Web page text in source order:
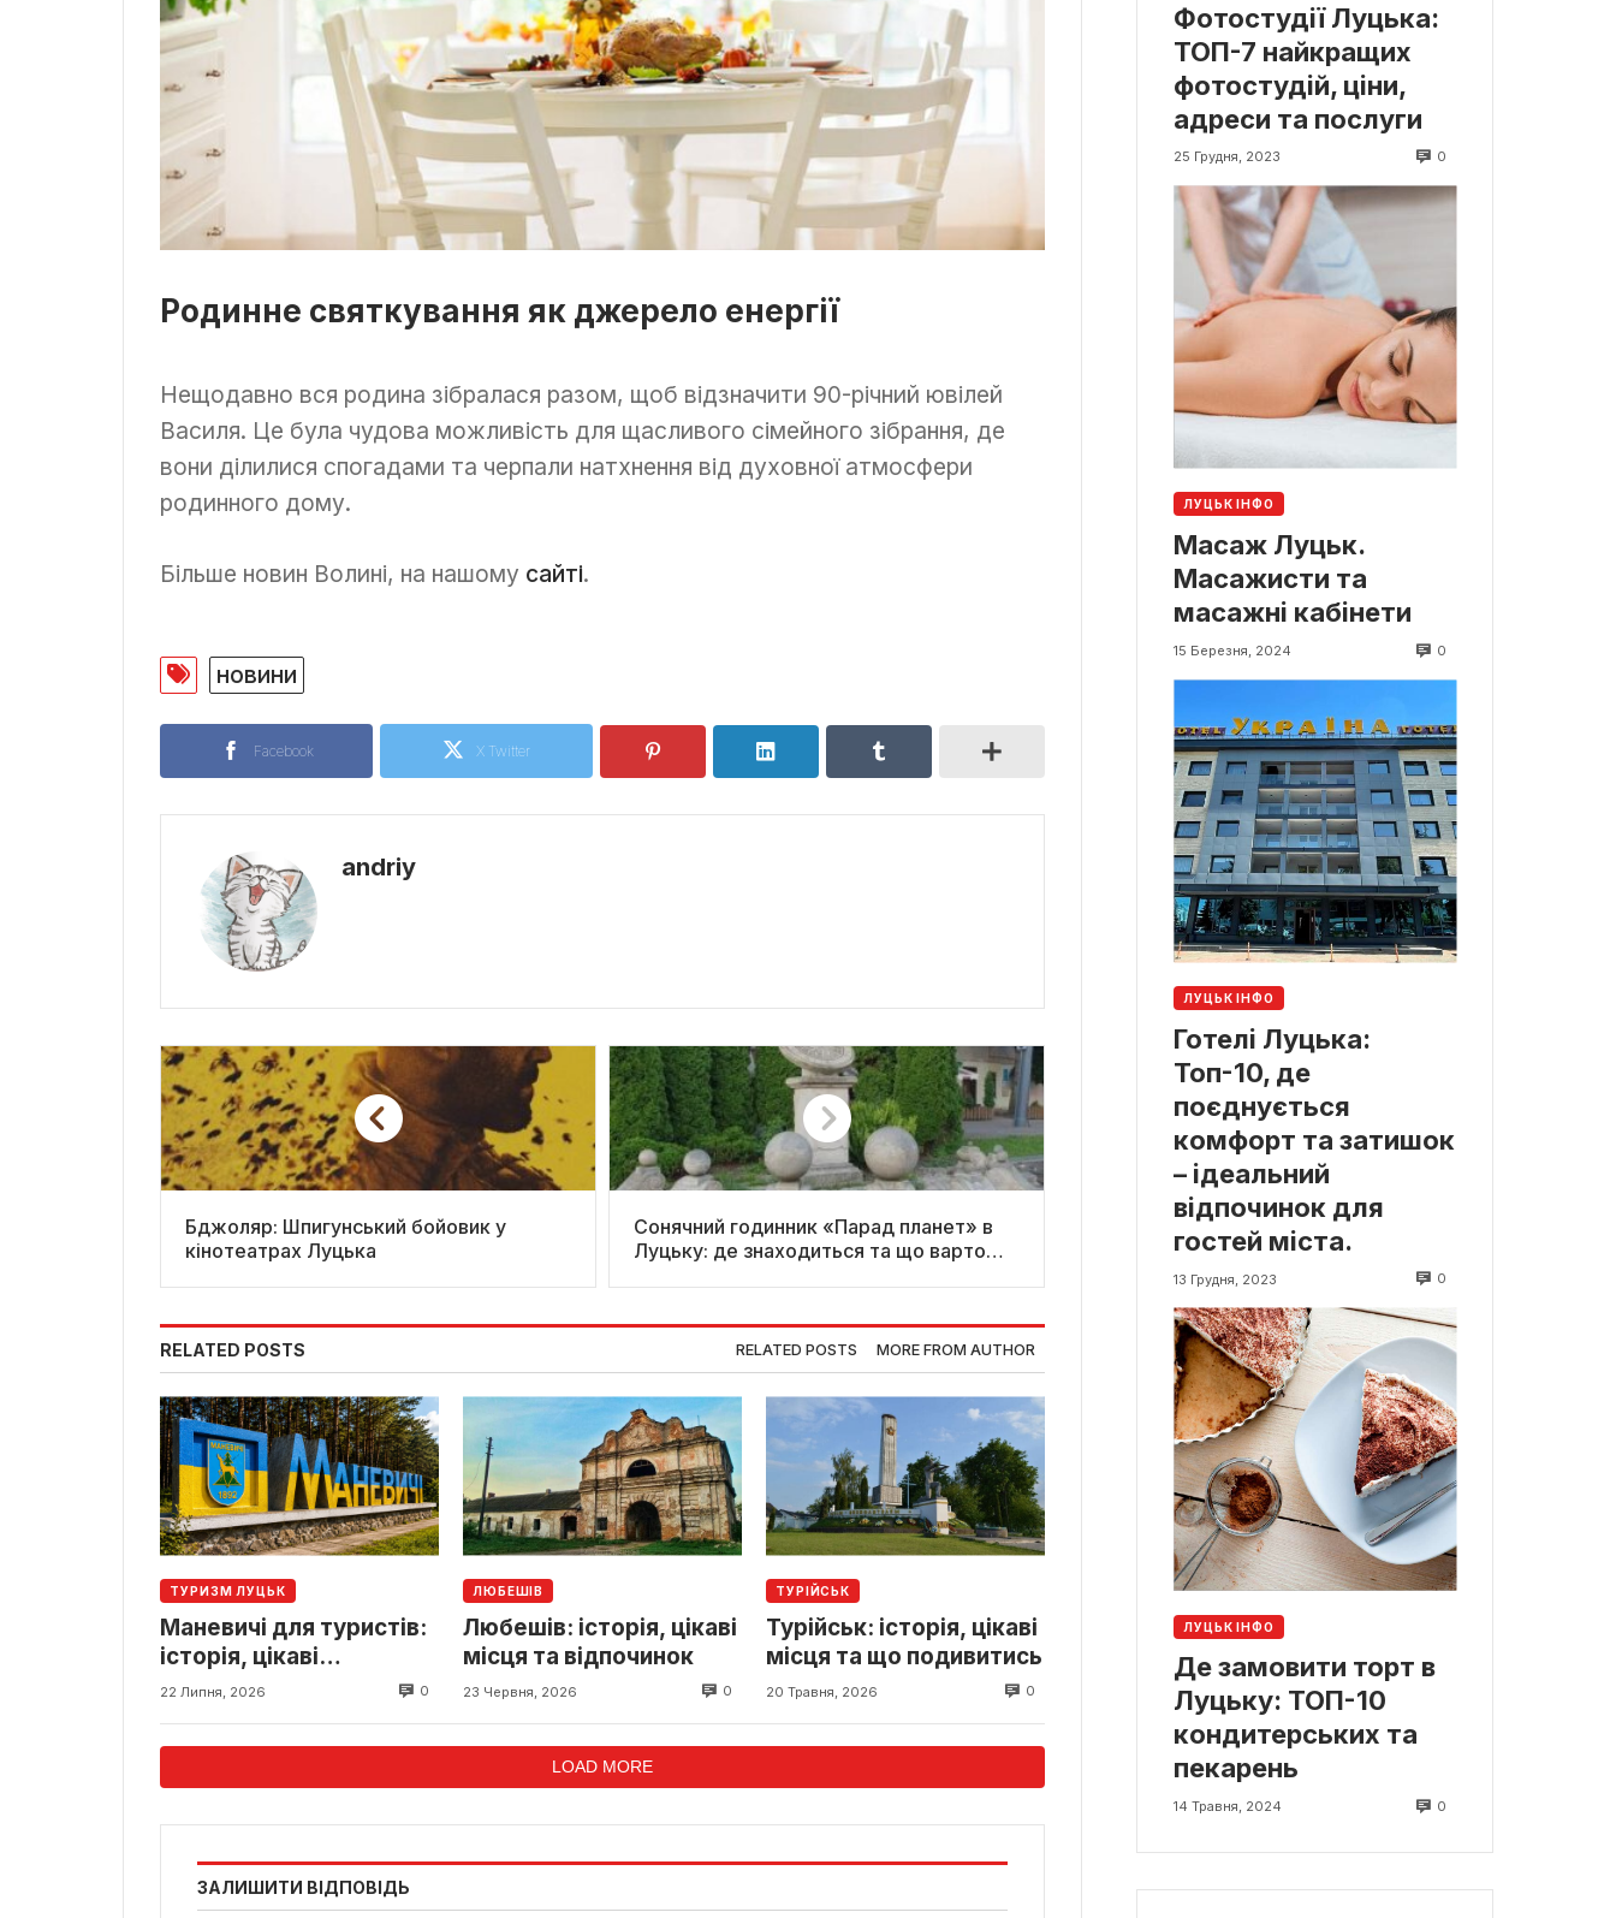
Родинне святкування як джерело енергії
Нещодавно вся родина зібралася разом, щоб відзначити 90-річний ювілей
Василя. Це була чудова можливість для щасливого сімейного зібрання, де
вони ділилися спогадами та черпали натхнення від духовної атмосфери
родинного дому.
Більше новин Волині, на нашому сайті.
новини
Facebook X Twitter
andriy
Бджоляр: Шпигунський бойовик у
кінотеатрах Луцька
Сонячний годинник «Парад планет» в
Луцьку: де знаходиться та що варто
RELATED POSTS RELATED POSTS MORE FROM AUTHOR
ТУРИЗМ ЛУЦЬК
Маневичі для туристів:
історія, цікаві
туристичні місця та
22 Липня, 2026 0
ЛЮБЕШІВ
Любешів: історія, цікаві
місця та відпочинок
23 Червня, 2026 0
ТУРІЙСЬК
Турійськ: історія, цікаві
місця та що подивитись
20 Травня, 2026 0
LOAD MORE
ЗАЛИШИТИ ВІДПОВІДЬ
Фотостудії Луцька:
ТОП-7 найкращих
фотостудій, ціни,
адреси та послуги
25 Грудня, 2023 0
ЛУЦЬК ІНФО
Масаж Луцьк.
Масажисти та
масажні кабінети
15 Березня, 2024 0
ЛУЦЬК ІНФО
Готелі Луцька:
Топ-10, де
поєднується
комфорт та затишок
– ідеальний
відпочинок для
гостей міста.
13 Грудня, 2023 0
ЛУЦЬК ІНФО
Де замовити торт в
Луцьку: ТОП-10
кондитерських та
пекарень
14 Травня, 2024 0